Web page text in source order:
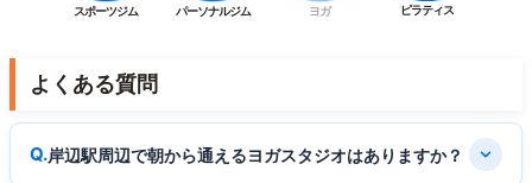
スポーツジム パーソナルジム ヨガ ピラティス
よくある質問
岸辺駅周辺で朝から通えるヨガスタジオはありますか？